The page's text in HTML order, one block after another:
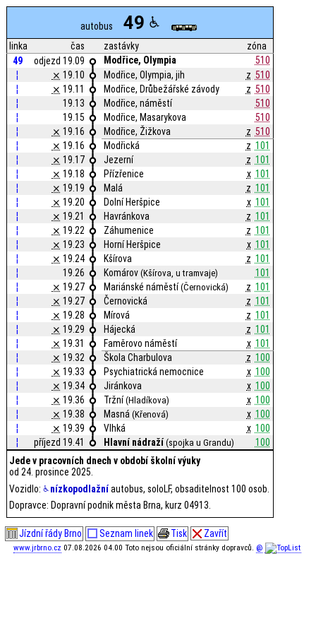
autobus 49
linka čas zastávky
zóna
49
odjezd 19.09 Modřice, Olympia
510
¦
⨯ 19.10 Modřice, Olympia, jih z 510
¦
⨯ 19.11 Modřice, Drůbežářské závody z 510
¦
19.13 Modřice, náměstí
510
¦
19.15 Modřice, Masarykova
510
¦
⨯ 19.16 Modřice, Žižkova z 510
¦
⨯ 19.16 Modřická z 101
¦
⨯ 19.17 Jezerní z 101
¦
⨯ 19.18 Přízřenice x 101
¦
⨯ 19.19 Malá z 101
¦
⨯ 19.20 Dolní Heršpice x 101
¦
⨯ 19.21 Havránkova z 101
¦
⨯ 19.22 Záhumenice z 101
¦
⨯ 19.23 Horní Heršpice x 101
¦
⨯ 19.24 Kšírova z 101
¦
19.26 Komárov(Kšírova, u tramvaje)
101
¦
⨯ 19.27 Mariánské náměstí(Černovická) z 101
¦
⨯ 19.27 Černovická z 101
¦
⨯ 19.28 Mírová z 101
¦
⨯ 19.29 Hájecká z 101
¦
⨯ 19.31 Faměrovo náměstí x 101
¦
⨯ 19.32 Škola Charbulova z 100
¦
⨯ 19.33 Psychiatrická nemocnice x 100
¦
⨯ 19.34 Jiránkova x 100
¦
⨯ 19.36 Tržní(Hladíkova) x 100
¦
⨯ 19.38 Masná(Křenová) x 100
¦
⨯ 19.39 Vlhká x 100
¦
příjezd 19.41 Hlavní nádraží (spojka u Grandu)
100
Jede v pracovních dnech v období školní výuky
od 24. prosince 2025.
Vozidlo: nízkopodlažníautobus, soloLF, obsaditelnost 100 osob.
Dopravce: Dopravní podnik města Brna, kurz 04913.
Jízdní řády Brno Seznam linek Tisk Zavřít
www.jrbrno.cz 07.08.2026 04.00 Toto nejsou oficiální stránky dopravců. @